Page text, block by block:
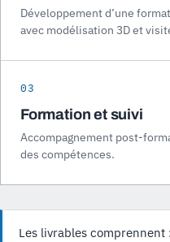
Développement d’une
avec modélisation 3D et
03
Formation et suivi
Accompagnement post-
des compétences.
Les livrables